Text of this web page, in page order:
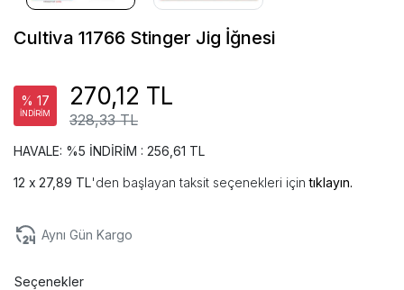
Cultiva 11766 Stinger Jig İğnesi
% 17
İNDİRİM 328,33 TL
270,12 TL
HAVALE: %5 İNDİRİM : 256,61 TL
27,89 TL'den başlayan taksit seçenekleri içintıklayın.
Aynı Gün Kargo
Seçenekler